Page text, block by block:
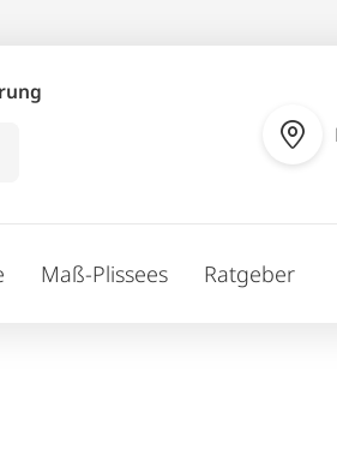
Maß-Plissees Ratgeber